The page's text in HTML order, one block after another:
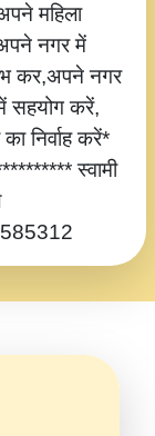
महिला
नगर में
कर,अपने नगर
सहयोग करें,
निर्वाह करें*
स्वामी